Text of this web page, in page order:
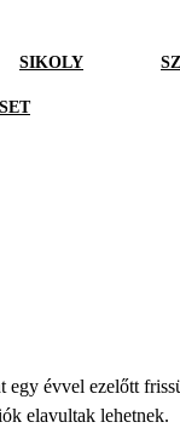
SIKOLY
évvel ezelőtt
elavultak lehetnek.